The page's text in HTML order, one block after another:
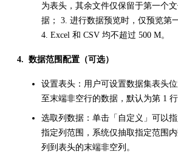
为表头，其余文件仅保留于第一个
据； 3. 进行数据预览时，仅预览第
4. Excel 和 CSV 均不超过 500 M。
4. 数据范围配置（可选）
设置表头：用户可设置数据集表头
至末端非空行的数据，默认为第 1 行
选取列数据：单击「自定义」可以
指定列范围，系统仅抽取指定范围
列到表头的末端非空列。